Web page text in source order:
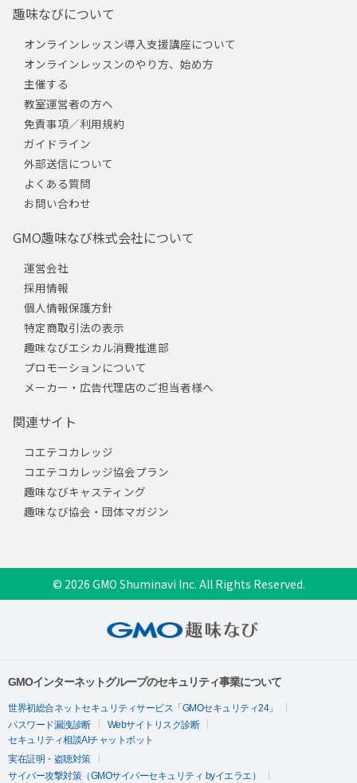
趣味なびについて
オンラインレッスン導入支援講座について
オンラインレッスンのやり方、始め方
主催する
教室運営者の方へ
免責事項／利用規約
ガイドライン
外部送信について
よくある質問
お問い合わせ
GMO趣味なび株式会社について
運営会社
採用情報
個人情報保護方針
特定商取引法の表示
趣味なびエシカル消費推進部
プロモーションについて
メーカー・広告代理店のご担当者様へ
関連サイト
コエテコカレッジ
コエテコカレッジ協会プラン
趣味なびキャスティング
趣味なび協会・団体マガジン
© 2026 GMO Shuminavi Inc. All Rights Reserved.